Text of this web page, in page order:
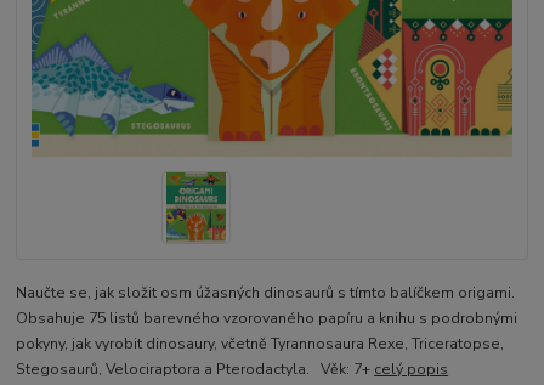
Naučte se, jak složit osm úžasných dinosaurů s tímto balíčkem origami.
Obsahuje 75 listů barevného vzorovaného papíru a knihu s podrobnými
pokyny, jak vyrobit dinosaury, včetně Tyrannosaura Rexe, Triceratopse,
Stegosaurů, Velociraptora a Pterodactyla. Věk: 7+ celý popis